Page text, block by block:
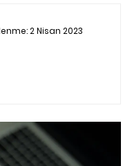
2 Nisan 2023